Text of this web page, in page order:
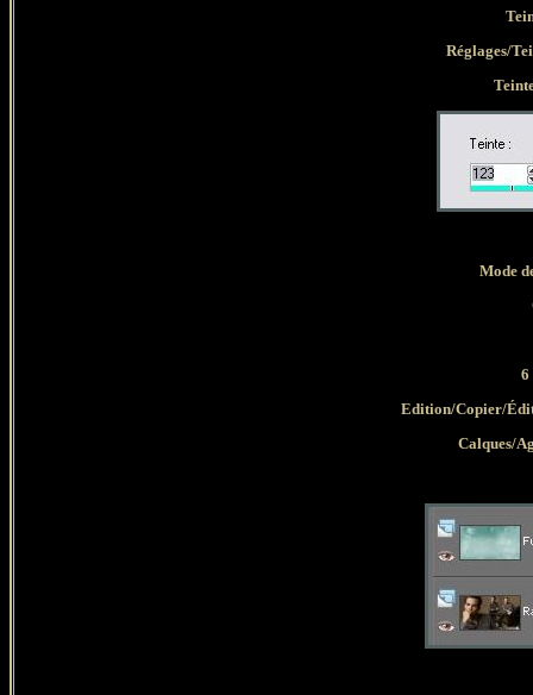
Réglages/
Mode
6
Edition/Copier/
Calques/